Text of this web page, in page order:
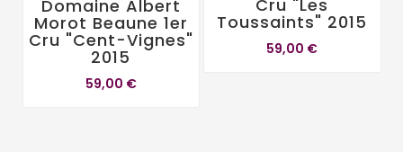
Domaine Albert
Morot Beaune 1er
Cru "Cent-Vignes"
2015
59,00 €
Cru "Les
Toussaints" 2015
59,00 €